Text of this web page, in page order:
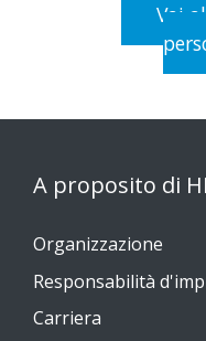
Vai
A proposito di
Organizzazione
Responsabilità
Carriera